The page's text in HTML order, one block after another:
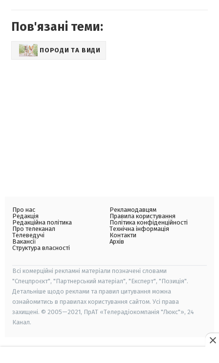
Пов'язані теми:
ПОРОДИ ТА ВИДИ
Про нас
Редакція
Редакційна політика
Про телеканал
Телеведучі
Вакансії
Структура власності
Рекламодавцям
Правила користування
Політика конфіденційності
Технічна інформація
Контакти
Архів
Всі комерційні рекламні матеріали позначені словами
"Спецпроєкт", "Партнерський матеріал", "Експерт", "Позиція".
Детальніше щодо реклами та правил цитування можна
ознайомитись в правилах користування сайтом. Усі права
захищені. © 2005—2021, ПрАТ «Телерадіокомпанія "Люкс"», 24
Канал.